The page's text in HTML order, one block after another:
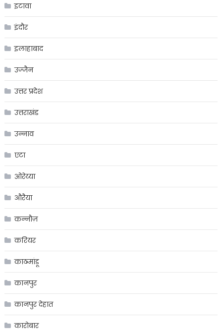
इटावा
इंदौर
इलाहाबाद
उज्जैन
उत्तर प्रदेश
उत्तराखंड
उन्नाव
एटा
ओरेय्या
औरैया
कन्नौज़
करियर
काठमांडू
कानपुर
कानपुर देहात
कारोबार